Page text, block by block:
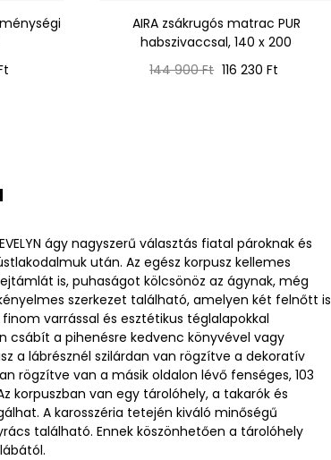
AIRA zsákrugós matrac PUR
habszivaccsal, 140 x 200
Normál
144 900 Ft Ár
116 230 Ft
ágy nagyszerű választás fiatal pároknak és
után. Az egész korpusz kellemes
is, puhaságot kölcsönöz az ágynak, még
szerkezet található, amelyen két felnőtt is
varrással és esztétikus téglalapokkal
csábít a pihenésre kedvenc könyvével vagy
a lábrésznél szilárdan van rögzítve a dekoratív
rögzítve van a másik oldalon lévő fenséges, 103
korpuszban van egy tárolóhely, a takarók és
A karosszéria tetején kiváló minőségű
található. Ennek köszönhetően a tárolóhely